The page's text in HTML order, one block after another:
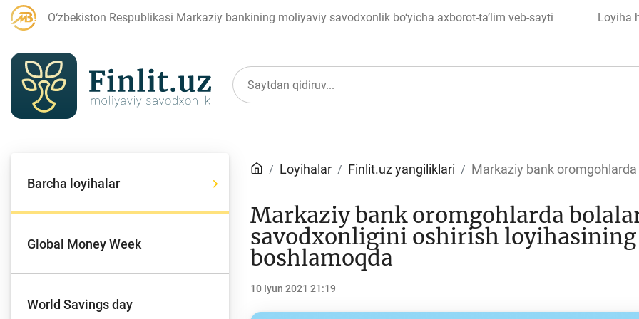
O‘zbekiston Respublikasi Markaziy bankining moliyaviy savodxonlik bo‘yicha axborot-ta’lim veb-sayti Loyiha
Islom moliyasi
Kredit
Barcha loyihalar
Global Money Week
World Savings day
Loyihalar Finlit.uz yangiliklari Markaziy bank
Markaziy bank oromgohlarda
savodxonligini oshirish
boshlamoqda
10 Iyun 2021 21:19